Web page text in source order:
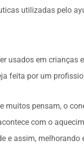
utilizadas pelo
usados em crianças
feita por um
muitos pensam, o
com o
e assim, melhorando